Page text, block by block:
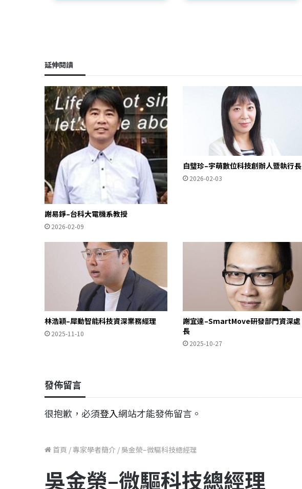
延伸閱讀
謝易錚–台科大電機系教授
2026-02-09
白璧珍–宇萌數位科技創辦人暨執行長
2026-02-03
林浩穎–犀動智能科技資深業務經理
2025-11-10
謝宜達–SmartMove研發部門資深處
長
2025-10-27
發佈留言
很抱歉，必須登入網站才能發佈留言。